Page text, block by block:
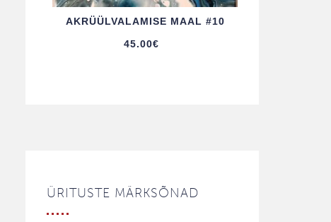
AKRÜÜL­VALAMISE MAAL #10
45.00€
ÜRITUSTE MÄRKSÕNAD